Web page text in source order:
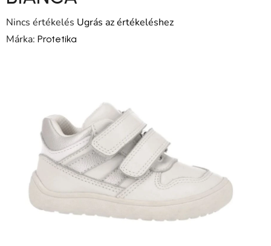
A termék átlagos értékelése 5-ből 0,0 csillag.
Nincs értékelés Ugrás az értékeléshez
Márka: Protetika